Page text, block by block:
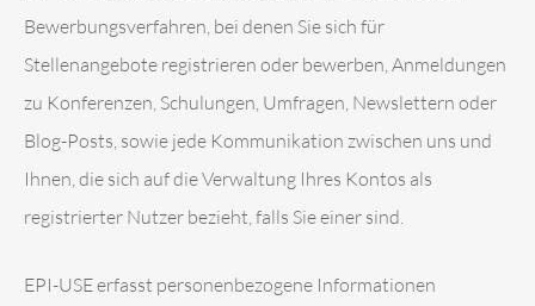
Bewerbungsverfahren, bei denen Sie sich für
Stellenangebote registrieren oder bewerben, Anmeldungen
zu Konferenzen, Schulungen, Umfragen, Newslettern oder
Blog-Posts, sowie jede Kommunikation zwischen uns und
Ihnen, die sich auf die Verwaltung Ihres Kontos als
registrierter Nutzer bezieht, falls Sie einer sind.
EPI-USE erfasst personenbezogene Informationen